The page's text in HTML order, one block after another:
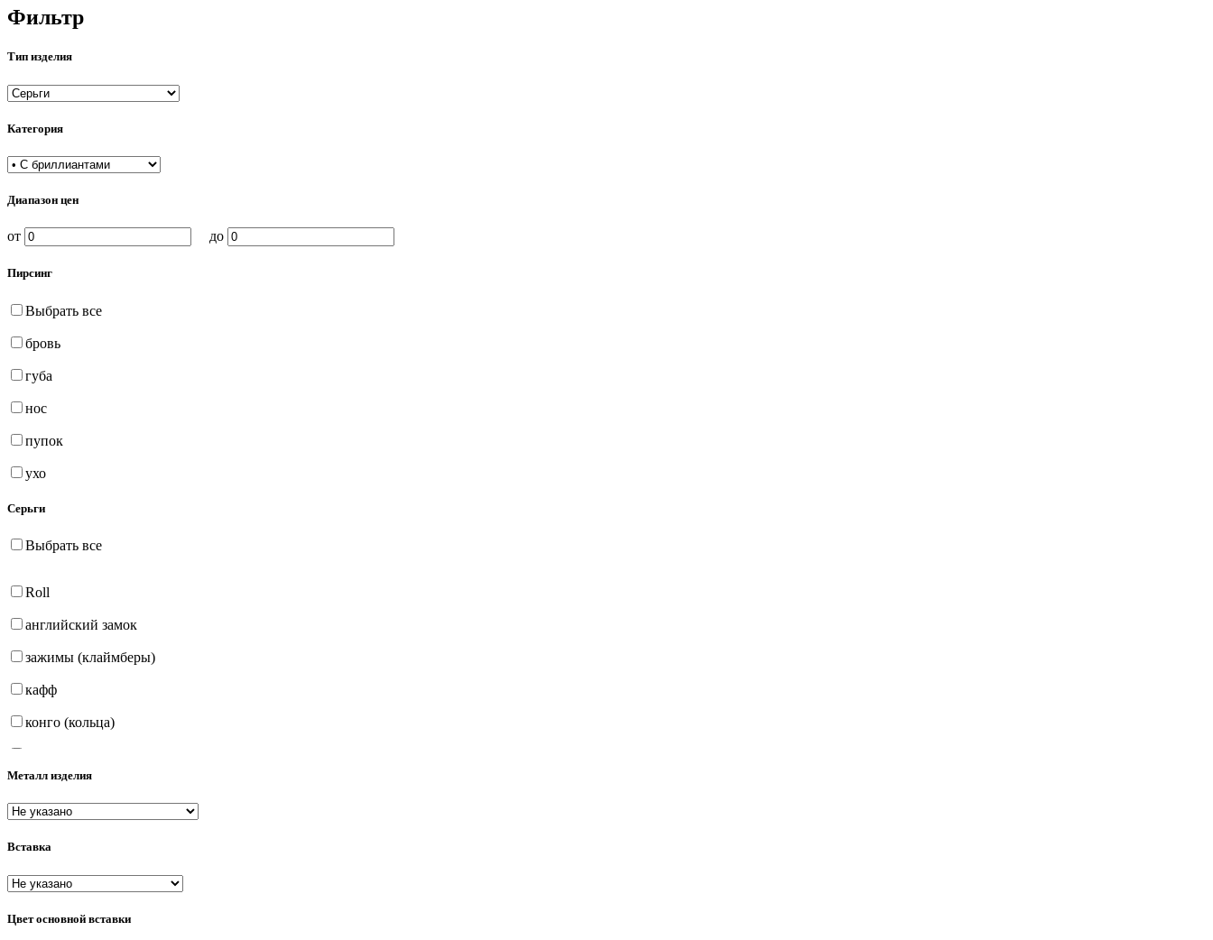
Фильтр
Тип изделия
Категория
Диапазон цен
от до
Пирсинг
Выбрать все
бровь
губа
нос
пупок
ухо
Серьги
Выбрать все
Roll
английский замок
зажимы (клаймберы)
кафф
конго (кольца)
пусеты (гвоздики)
Металл изделия
Вставка
Цвет основной вставки